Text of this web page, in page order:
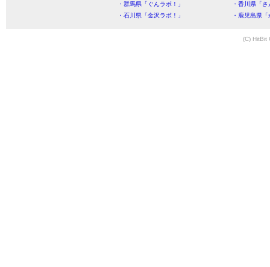
・群馬県「ぐんラボ！」
・香川県「
・石川県「金沢ラボ！」
・鹿児島県
(C) HitBit